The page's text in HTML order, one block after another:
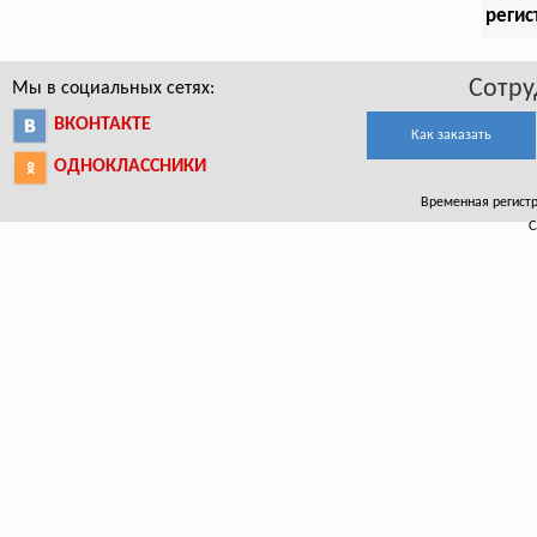
Мы в социальных сетях:
ВКОНТАКТЕ
ОДНОКЛАССНИКИ
Как заказать
Временная